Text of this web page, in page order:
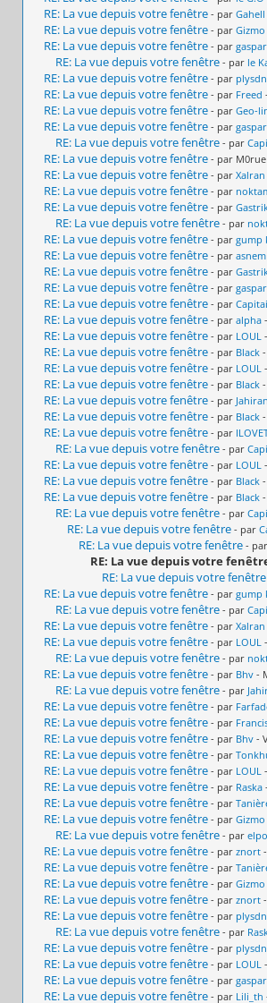
RE: La vue depuis votre fenêtre - par Gahell
RE: La vue depuis votre fenêtre - par Gizmo
RE: La vue depuis votre fenêtre - par
RE: La vue depuis votre fenêtre - par le
RE: La vue depuis votre fenêtre - par plysdn
RE: La vue depuis votre fenêtre - par Freed
RE: La vue depuis votre fenêtre - par Geo-
RE: La vue depuis votre fenêtre - par
RE: La vue depuis votre fenêtre - par
RE: La vue depuis votre fenêtre - par M0rue
RE: La vue depuis votre fenêtre - par Xalran
RE: La vue depuis votre fenêtre - par
RE: La vue depuis votre fenêtre - par
RE: La vue depuis votre fenêtre - par
RE: La vue depuis votre fenêtre - par gump
RE: La vue depuis votre fenêtre - par asnem
RE: La vue depuis votre fenêtre - par
RE: La vue depuis votre fenêtre - par
RE: La vue depuis votre fenêtre - par
RE: La vue depuis votre fenêtre - par alpha
RE: La vue depuis votre fenêtre - par LOUL
RE: La vue depuis votre fenêtre - par Black
RE: La vue depuis votre fenêtre - par LOUL
RE: La vue depuis votre fenêtre - par Black
RE: La vue depuis votre fenêtre - par
RE: La vue depuis votre fenêtre - par Black
RE: La vue depuis votre fenêtre - par
RE: La vue depuis votre fenêtre - par
RE: La vue depuis votre fenêtre - par LOUL
RE: La vue depuis votre fenêtre - par Black
RE: La vue depuis votre fenêtre - par Black
RE: La vue depuis votre fenêtre - par
RE: La vue depuis votre fenêtre - par
RE: La vue depuis votre fenêtre - par
RE: La vue depuis votre
RE: La vue depuis votre fenêtre
RE: La vue depuis votre fenêtre - par gump
RE: La vue depuis votre fenêtre - par
RE: La vue depuis votre fenêtre - par Xalran
RE: La vue depuis votre fenêtre - par LOUL
RE: La vue depuis votre fenêtre - par
RE: La vue depuis votre fenêtre - par Bhv -
RE: La vue depuis votre fenêtre - par
RE: La vue depuis votre fenêtre - par
RE: La vue depuis votre fenêtre - par
RE: La vue depuis votre fenêtre - par Bhv -
RE: La vue depuis votre fenêtre - par
RE: La vue depuis votre fenêtre - par LOUL
RE: La vue depuis votre fenêtre - par Raska
RE: La vue depuis votre fenêtre - par
RE: La vue depuis votre fenêtre - par Gizmo
RE: La vue depuis votre fenêtre - par
RE: La vue depuis votre fenêtre - par znort
RE: La vue depuis votre fenêtre - par
RE: La vue depuis votre fenêtre - par Gizmo
RE: La vue depuis votre fenêtre - par znort
RE: La vue depuis votre fenêtre - par plysdn
RE: La vue depuis votre fenêtre - par
RE: La vue depuis votre fenêtre - par plysdn
RE: La vue depuis votre fenêtre - par LOUL
RE: La vue depuis votre fenêtre - par
RE: La vue depuis votre fenêtre - par Lili_th